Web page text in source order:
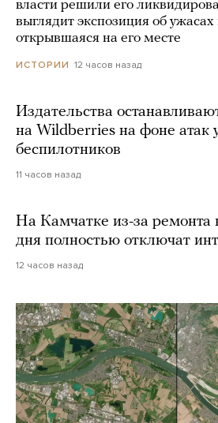
власти решили его
выглядит экспозиция об
открывшаяся на его месте
ИСТОРИИ 12 часов назад
Издательства
на Wildberries на фоне атак
беспилотников
11 часов назад
На Камчатке из-за ремонта
дня полностью отключат
12 часов назад